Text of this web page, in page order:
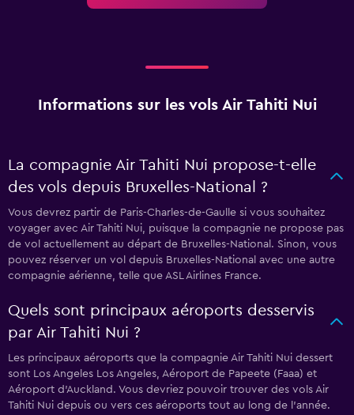
Informations sur les vols Air Tahiti Nui
La compagnie Air Tahiti Nui propose-t-elle
des vols depuis Bruxelles-National ?
Vous devrez partir de Paris-Charles-de-Gaulle si vous souhaitez
voyager avec Air Tahiti Nui, puisque la compagnie ne propose pas
de vol actuellement au départ de Bruxelles-National. Sinon, vous
pouvez réserver un vol depuis Bruxelles-National avec une autre
compagnie aérienne, telle que ASL Airlines France.
Quels sont principaux aéroports desservis
par Air Tahiti Nui ?
Les principaux aéroports que la compagnie Air Tahiti Nui dessert
sont Los Angeles Los Angeles, Aéroport de Papeete (Faaa) et
Aéroport d'Auckland. Vous devriez pouvoir trouver des vols Air
Tahiti Nui depuis ou vers ces aéroports tout au long de l'année.